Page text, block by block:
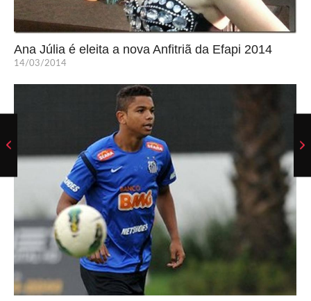
Ana Júlia é eleita a nova Anfitriã da Efapi 2014
14/03/2014